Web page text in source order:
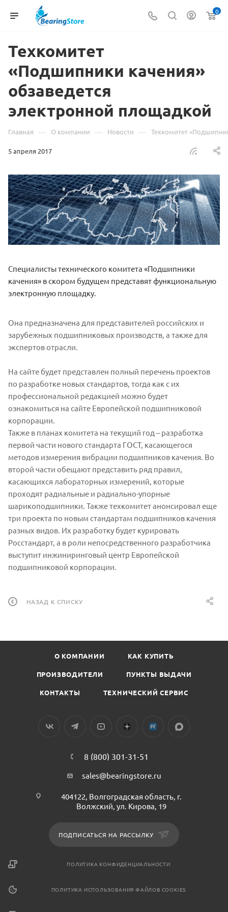
0
Техкомитет
«Подшипники качения»
обзаведется
электронной площадкой
Главная — О компании — Новости — Техкомитет
5 апреля 2017
Специалисты технического комитета «Подшипники
качения» в скором будущем представят функциональную
электронную площадку.
Она предназначена для представителей российских и
зарубежных подшипниковых производств, а также для
экспертов отрасли.
На сайте будет представлен полный перечень проектов
по разработке новых стандартов, тогда как с их
профессиональной редакцией можно будет
ознакомиться на сайте Европейской подшипниковой
корпорации.
Также в планах комитета на текущий год – разработка
первой части нового стандарта ГОСТ, касающегося
методов измерения вибрации подшипников качения. Во
второй части обещают представить ряд правил,
касающихся лабораторных измерений, которые
проходят радиальные и радиально-упорные
шарикоподшипники. Также техкомитет анонсировал еще
три проекта по новым стандартам подшипников качения
разных видов. Их разработку будет курировать
Росстандарт, а в роли непосредственного разработчика
выступит инжиниринговый центр Европейской
подшипниковой корпорации.
НАЗАД К СПИСКУ
О КОМПАНИИ КАК КУПИТЬ
ПРОИЗВОДИТЕЛИ ПУНКТЫ ВЫДАЧИ
КОНТАКТЫ ТЕХНИЧЕСКИЙ СЕРВИС
8 (800) 301-31-51
sales@bearingstore.ru
404122, Волгоградская область, г.
Волжский, ул. Кирова, 19
ПОДПИСАТЬСЯ НА РАССЫЛКУ
ПОЛИТИКА КОНФИДЕНЦИАЛЬНОСТИ
ПОЛИТИКА ИСПОЛЬЗОВАНИЯ ФАЙЛОВ COOKIES